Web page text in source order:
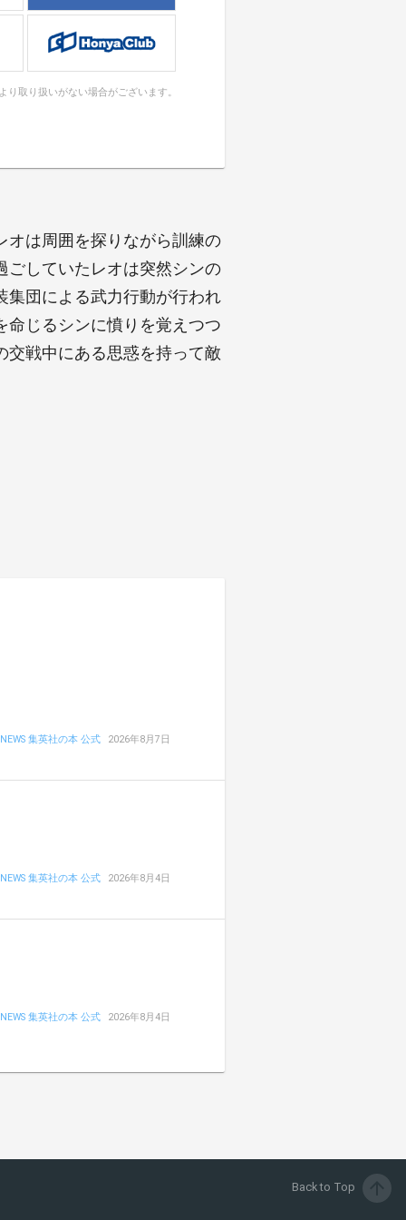
り取り扱いがない場合がございます。
オは周囲を探りながら訓練の
ごしていたレオは突然シンの
集団による武力行動が行われ
命じるシンに憤りを覚えつつ
交戦中にある思惑を持って敵
NEWS 集英社の本 公式 2026年8月7日
NEWS 集英社の本 公式 2026年8月4日
NEWS 集英社の本 公式 2026年8月4日
Back to Top